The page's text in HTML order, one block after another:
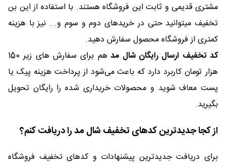
مشتری قدیمی و ثابت این فروشگاه هستند. با استفاده از این بن
تخفیف میتوانید حتی در خریدهای دوم و سوم و... نیز با هزینه
کمتری از فروشگاه محصول سفارش دهید.
کد تخفیف ارسال رایگان شال مد
هم برای سفارش های زیر 150
هزار تومان کاربرد دارد که باعث می‌شود از پرداخت هزینه پیک یا
پست معاف شوید و محصولات خریداری شده را رایگان تحویل
بگیرید.
از کجا جدیدترین کدهای تخفیف شال مد را دریافت کنم؟
برای دریافت جدیدترین پیشنهادات و کدهای تخفیف فروشگاه